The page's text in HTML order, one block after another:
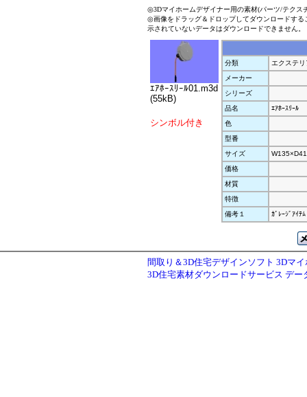
◎3Dマイホームデザイナー用の素材(パーツ/テクス
◎画像をドラッグ＆ドロップしてダウンロードす
示されていないデータはダウンロードできません。
ｴｱﾎｰｽﾘｰﾙ01.m3d
(55kB)
シンボル付き
分類
エクステ
メーカー
シリーズ
品名
ｴｱﾎｰｽﾘｰﾙ
色
型番
サイズ
価格
材質
特徴
備考１
ｶﾞﾚｰｼﾞｱｲﾃﾑ
間取り＆3D住宅デザインソフト 3Dマ
3D住宅素材ダウンロードサービス デー